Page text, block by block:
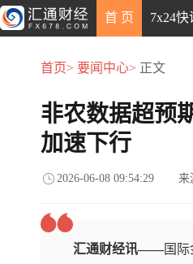
首 页 7x24快
首页> 要闻中心> 正文
非农数据超预
加速下行
2026-06-08 09:54:29 来
汇通财经讯——国